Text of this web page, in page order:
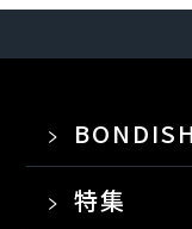
特集